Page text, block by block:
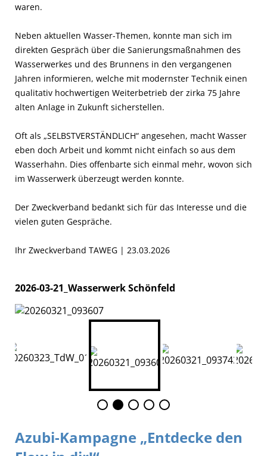
waren.
Neben aktuellen Wasser-Themen, konnte man sich im
direkten Gespräch über die Sanierungsmaßnahmen des
Wasserwerkes und des Brunnens in den vergangenen
Jahren informieren, welche mit modernster Technik einen
qualitativ hochwertigen Weiterbetrieb der zirka 75 Jahre
alten Anlage in Zukunft sicherstellen.
Oft als „SELBSTVERSTÄNDLICH“ angesehen, macht Wasser
eben doch Arbeit und kommt nicht einfach so aus dem
Wasserhahn. Dies offenbarte sich einmal mehr, wovon sich
im Wasserwerk überzeugt werden konnte.
Der Zweckverband bedankt sich für das Interesse und die
vielen guten Gespräche.
Ihr Zweckverband TAWEG | 23.03.2026
2026-03-21_Wasserwerk Schönfeld
Azubi-Kampagne „Entdecke den